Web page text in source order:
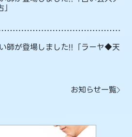
師が登場しました!!「ラーヤ◆天
お知らせ一覧